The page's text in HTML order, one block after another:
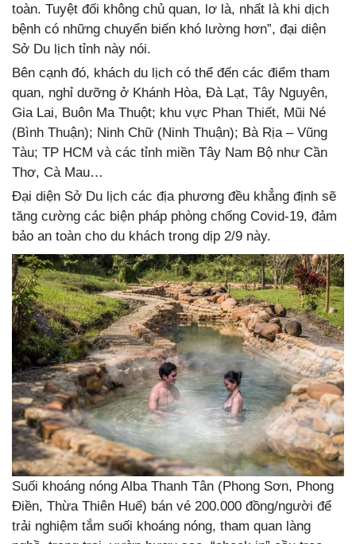
toàn. Tuyệt đối không chủ quan, lơ là, nhất là khi dịch
bệnh có những chuyển biến khó lường hơn”, đại diện
Sở Du lịch tỉnh này nói.
Bên cạnh đó, khách du lịch có thể đến các điểm tham
quan, nghỉ dưỡng ở Khánh Hòa, Đà Lạt, Tây Nguyên,
Gia Lai, Buôn Ma Thuột; khu vực Phan Thiết, Mũi Né
(Bình Thuận); Ninh Chữ (Ninh Thuận); Bà Rịa – Vũng
Tàu; TP HCM và các tỉnh miền Tây Nam Bộ như Cần
Thơ, Cà Mau…
Đại diện Sở Du lịch các địa phương đều khẳng định sẽ
tăng cường các biện pháp phòng chống Covid-19, đảm
bảo an toàn cho du khách trong dịp 2/9 này.
Suối khoáng nóng Alba Thanh Tân (Phong Sơn, Phong
Điền, Thừa Thiên Huế) bán vé 200.000 đồng/người để
trải nghiệm tắm suối khoáng nóng, tham quan làng